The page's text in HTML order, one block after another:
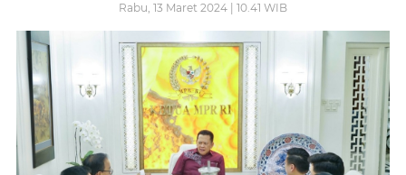
Rabu, 13 Maret 2024 | 10.41 WIB